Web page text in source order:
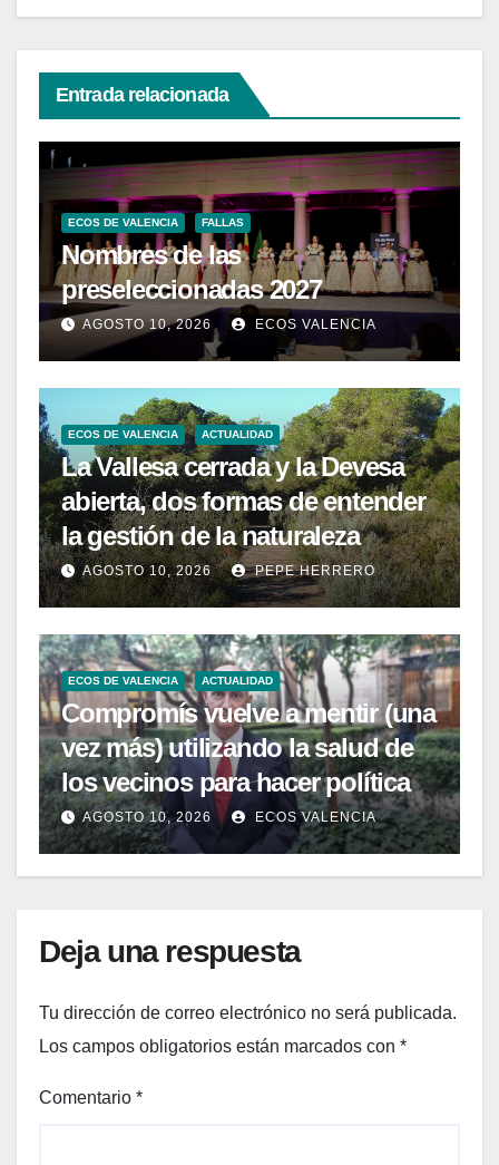
Entrada relacionada
ECOS DE VALENCIA FALLAS
Nombres de las
preseleccionadas 2027
AGOSTO 10, 2026 ECOS VALENCIA
ECOS DE VALENCIA ACTUALIDAD
La Vallesa cerrada y la Devesa
abierta, dos formas de entender
la gestión de la naturaleza
AGOSTO 10, 2026 PEPE HERRERO
ECOS DE VALENCIA ACTUALIDAD
Compromís vuelve a mentir (una
vez más) utilizando la salud de
los vecinos para hacer política
AGOSTO 10, 2026 ECOS VALENCIA
Deja una respuesta
Tu dirección de correo electrónico no será publicada.
Los campos obligatorios están marcados con *
Comentario *